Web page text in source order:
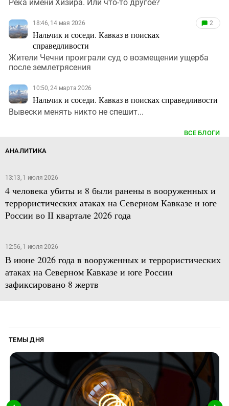
Река имени Хизира. Или что-то другое?
18:46, 14 мая 2026
Нальчик и соседи. Кавказ в поисках
справедливости
2
Жители Чечни проиграли суд о возмещении ущерба
после землетрясения
10:50, 24 марта 2026
Нальчик и соседи. Кавказ в поисках справедливости
Вывески менять никто не спешит...
ВСЕ БЛОГИ
АНАЛИТИКА
13:13, 1 июля 2026
4 человека убиты и 8 были ранены в вооруженных и
террористических атаках на Северном Кавказе и юге
России во II квартале 2026 года
12:56, 1 июля 2026
В июне 2026 года в вооруженных и террористических
атаках на Северном Кавказе и юге России
зафиксировано 8 жертв
ТЕМЫ ДНЯ